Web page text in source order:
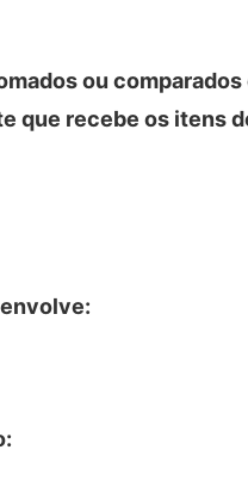
ou
que recebe os itens